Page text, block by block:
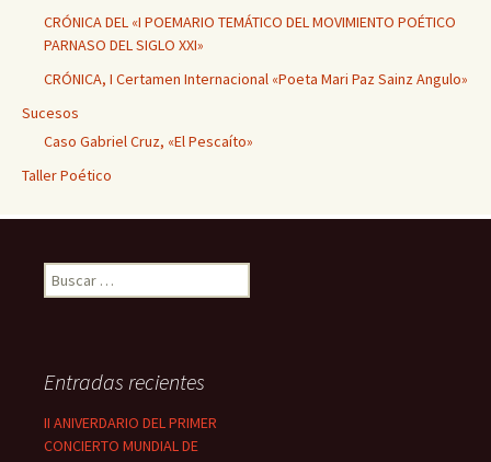
CRÓNICA DEL «I POEMARIO TEMÁTICO DEL MOVIMIENTO POÉTICO
PARNASO DEL SIGLO XXI»
CRÓNICA, I Certamen Internacional «Poeta Mari Paz Sainz Angulo»
Sucesos
Caso Gabriel Cruz, «El Pescaíto»
Taller Poético
Buscar:
Entradas recientes
II ANIVERDARIO DEL PRIMER
CONCIERTO MUNDIAL DE